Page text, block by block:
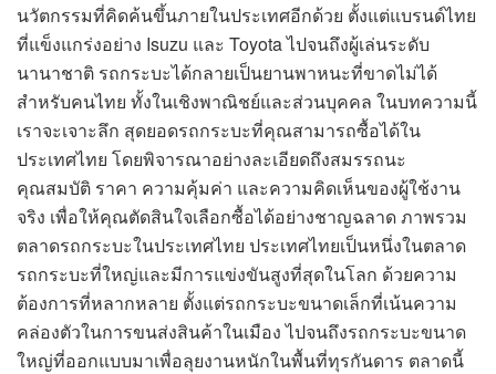
นวัตกรรมที่คิดค้นขึ้นภายในประเทศอีกด้วย ตั้งแต่แบรนด์ไทย
ที่แข็งแกร่งอย่าง Isuzu และ Toyota ไปจนถึงผู้เล่นระดับ
นานาชาติ รถกระบะได้กลายเป็นยานพาหนะที่ขาดไม่ได้
สำหรับคนไทย ทั้งในเชิงพาณิชย์และส่วนบุคคล ในบทความนี้
เราจะเจาะลึก สุดยอดรถกระบะที่คุณสามารถซื้อได้ใน
ประเทศไทย โดยพิจารณาอย่างละเอียดถึงสมรรถนะ
คุณสมบัติ ราคา ความคุ้มค่า และความคิดเห็นของผู้ใช้งาน
จริง เพื่อให้คุณตัดสินใจเลือกซื้อได้อย่างชาญฉลาด ภาพรวม
ตลาดรถกระบะในประเทศไทย ประเทศไทยเป็นหนึ่งในตลาด
รถกระบะที่ใหญ่และมีการแข่งขันสูงที่สุดในโลก ด้วยความ
ต้องการที่หลากหลาย ตั้งแต่รถกระบะขนาดเล็กที่เน้นความ
คล่องตัวในการขนส่งสินค้าในเมือง ไปจนถึงรถกระบะขนาด
ใหญ่ที่ออกแบบมาเพื่อลุยงานหนักในพื้นที่ทุรกันดาร ตลาดนี้